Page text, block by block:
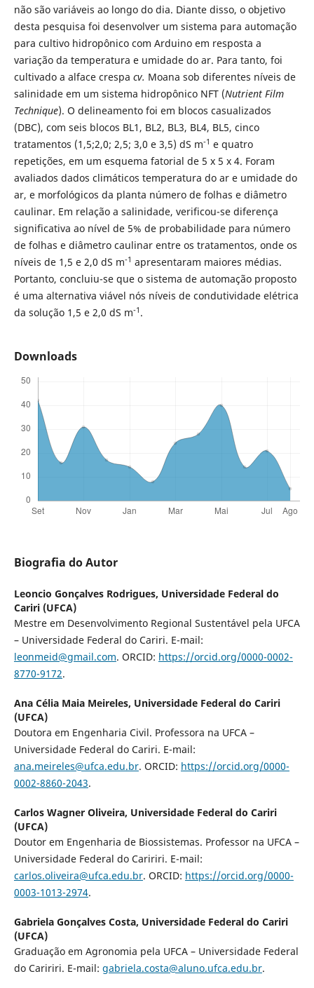
não são variáveis ao longo do dia. Diante disso, o objetivo
desta pesquisa foi desenvolver um sistema para automação
para cultivo hidropônico com Arduino em resposta a
variação da temperatura e umidade do ar. Para tanto, foi
cultivado a alface crespa cv. Moana sob diferentes níveis de
salinidade em um sistema hidropônico NFT (Nutrient Film
Technique). O delineamento foi em blocos casualizados
(DBC), com seis blocos BL1, BL2, BL3, BL4, BL5, cinco
tratamentos (1,5;2,0; 2,5; 3,0 e 3,5) dS m-1 e quatro
repetições, em um esquema fatorial de 5 x 5 x 4. Foram
avaliados dados climáticos temperatura do ar e umidade do
ar, e morfológicos da planta número de folhas e diâmetro
caulinar. Em relação a salinidade, verificou-se diferença
significativa ao nível de 5% de probabilidade para número
de folhas e diâmetro caulinar entre os tratamentos, onde os
níveis de 1,5 e 2,0 dS m-1 apresentaram maiores médias.
Portanto, concluiu-se que o sistema de automação proposto
é uma alternativa viável nós níveis de condutividade elétrica
da solução 1,5 e 2,0 dS m-1 .
Downloads
Biografia do Autor
Leoncio Gonçalves Rodrigues, Universidade Federal do
Cariri (UFCA)
Mestre em Desenvolvimento Regional Sustentável pela UFCA
– Universidade Federal do Cariri. E-mail:
leonmeid@gmail.com. ORCID: https://orcid.org/0000-0002-
8770-9172.
Ana Célia Maia Meireles, Universidade Federal do Cariri
(UFCA)
Doutora em Engenharia Civil. Professora na UFCA –
Universidade Federal do Cariri. E-mail:
ana.meireles@ufca.edu.br. ORCID: https://orcid.org/0000-
0002-8860-2043.
Carlos Wagner Oliveira, Universidade Federal do Cariri
(UFCA)
Doutor em Engenharia de Biossistemas. Professor na UFCA –
Universidade Federal do Caririri. E-mail:
carlos.oliveira@ufca.edu.br. ORCID: https://orcid.org/0000-
0003-1013-2974.
Gabriela Gonçalves Costa, Universidade Federal do Cariri
(UFCA)
Graduação em Agronomia pela UFCA – Universidade Federal
do Caririri. E-mail: gabriela.costa@aluno.ufca.edu.br.